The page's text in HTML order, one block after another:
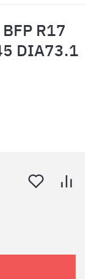
R17
DIA73.1